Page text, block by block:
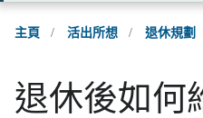
主頁 / 活出所想 / 退休規劃
退休後如何